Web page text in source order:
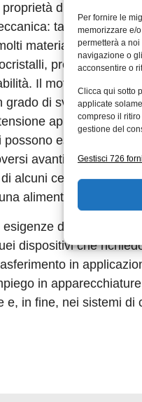
Per fornire le
memorizzare e/
permetterà a
navigazione o
acconsentire o
Clicca qui sotto
applicate
compreso il
gestione del
Gestisci 726
di alcuni
tale effetto è
materiali ma, nello
presenta
Il motore non
di sviluppare
applicata sui
essere
avanti e indietro;
alcuni centimetri per
alimentazione a
del mondo
dispositivi che
in
in
in fine, nei sistemi di